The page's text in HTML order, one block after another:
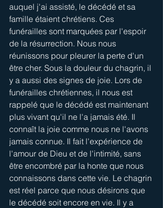
auquel j'ai assisté, le décédé et sa
famille étaient chrétiens. Ces
funérailles sont marquées par l'espoir
de la résurrection. Nous nous
réunissons pour pleurer la perte d'un
être cher. Sous la douleur du chagrin, il
y a aussi des signes de joie. Lors de
funérailles chrétiennes, il nous est
rappelé que le décédé est maintenant
plus vivant qu'il ne l'a jamais été. Il
connaît la joie comme nous ne l'avons
jamais connue. Il fait l'expérience de
l'amour de Dieu et de l'intimité, sans
être encombré par la honte que nous
connaissons dans cette vie. Le chagrin
est réel parce que nous désirons que
le décédé soit encore en vie. Il y a